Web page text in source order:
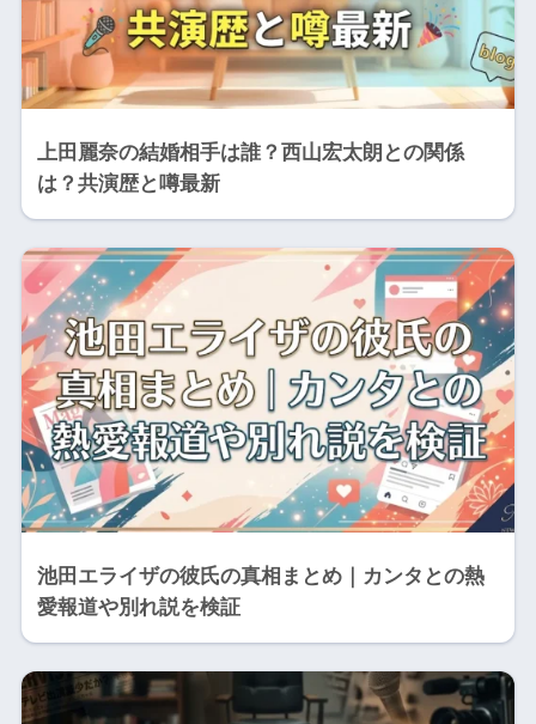
上田麗奈の結婚相手は誰？西山宏太朗との関係
は？共演歴と噂最新
池田エライザの彼氏の真相まとめ｜カンタとの熱
愛報道や別れ説を検証